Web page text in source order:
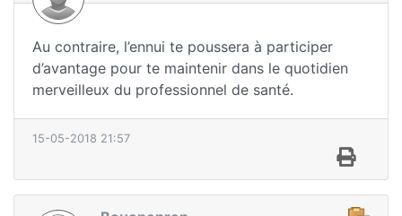
Au contraire, l’ennui te poussera à participer
d’avantage pour te maintenir dans le quotidien
merveilleux du professionnel de santé.
15-05-2018 21:57